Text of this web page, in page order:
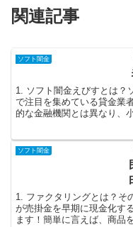
関連記事
ソフト闇金
1. ソフト闇金えびすとは？
で注目を集めている貸金業
的な金融機関とは異なり、
困難な状況に置かれている
ソフト闇金
1. ファクタリングとは？そ
が売掛金を早期に現金化す
ます！簡単に言えば、商品